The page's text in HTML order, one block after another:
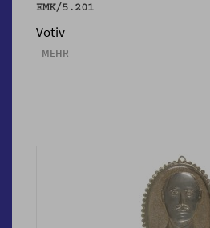
EMK/5.201
Votiv
_MEHR